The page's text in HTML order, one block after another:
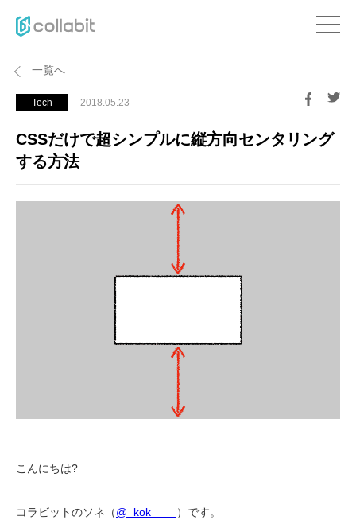
一覧へ
Tech 2018.05.23
CSSだけで超シンプルに縦方向センタリング
する方法
こんにちは?
コラビットのソネ（@_kok____ ）です。